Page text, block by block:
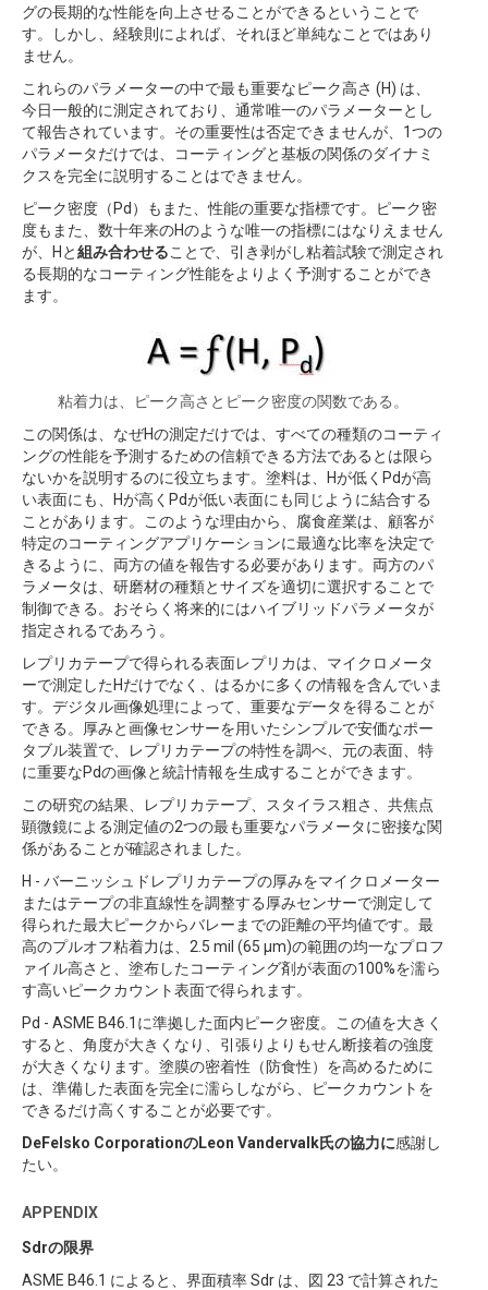
グの長期的な性能を向上させることができるということで
す。しかし、経験則によれば、それほど単純なことではあり
ません。
これらのパラメーターの中で最も重要なピーク高さ (H) は、
今日一般的に測定されており、通常唯一のパラメーターとし
て報告されています。その重要性は否定できませんが、1つの
パラメータだけでは、コーティングと基板の関係のダイナミ
クスを完全に説明することはできません。
ピーク密度（Pd）もまた、性能の重要な指標です。ピーク密
度もまた、数十年来のHのような唯一の指標にはなりえません
が、Hと組み合わせることで、引き剥がし粘着試験で測定され
る長期的なコーティング性能をよりよく予測することができ
ます。
粘着力は、ピーク高さとピーク密度の関数である。
この関係は、なぜHの測定だけでは、すべての種類のコーティ
ングの性能を予測するための信頼できる方法であるとは限ら
ないかを説明するのに役立ちます。塗料は、Hが低くPdが高
い表面にも、Hが高くPdが低い表面にも同じように結合する
ことがあります。このような理由から、腐食産業は、顧客が
特定のコーティングアプリケーションに最適な比率を決定で
きるように、両方の値を報告する必要があります。両方のパ
ラメータは、研磨材の種類とサイズを適切に選択することで
制御できる。おそらく将来的にはハイブリッドパラメータが
指定されるであろう。
レプリカテープで得られる表面レプリカは、マイクロメータ
ーで測定したHだけでなく、はるかに多くの情報を含んでいま
す。デジタル画像処理によって、重要なデータを得ることが
できる。厚みと画像センサーを用いたシンプルで安価なポー
タブル装置で、レプリカテープの特性を調べ、元の表面、特
に重要なPdの画像と統計情報を生成することができます。
この研究の結果、レプリカテープ、スタイラス粗さ、共焦点
顕微鏡による測定値の2つの最も重要なパラメータに密接な関
係があることが確認されました。
H - バーニッシュドレプリカテープの厚みをマイクロメーター
またはテープの非直線性を調整する厚みセンサーで測定して
得られた最大ピークからバレーまでの距離の平均値です。最
高のプルオフ粘着力は、2.5 mil (65 µm)の範囲の均一なプロフ
ァイル高さと、塗布したコーティング剤が表面の100%を濡ら
す高いピークカウント表面で得られます。
Pd - ASME B46.1に準拠した面内ピーク密度。この値を大きく
すると、角度が大きくなり、引張りよりもせん断接着の強度
が大きくなります。塗膜の密着性（防食性）を高めるために
は、準備した表面を完全に濡らしながら、ピークカウントを
できるだけ高くすることが必要です。
DeFelsko CorporationのLeon Vandervalk氏の協力に感謝し
たい。
APPENDIX
Sdrの限界
ASME B46.1 によると、界面積率 Sdr は、図 23 で計算された